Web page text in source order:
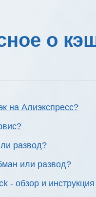
о
на Алиэкспресс?
развод?
или развод?
- обзор и инструкция